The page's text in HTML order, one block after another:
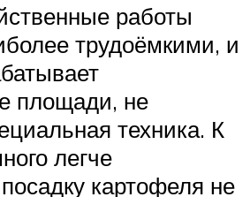
работы
трудоёмкими, и
площади, не
техника. К
легче
картофеля не